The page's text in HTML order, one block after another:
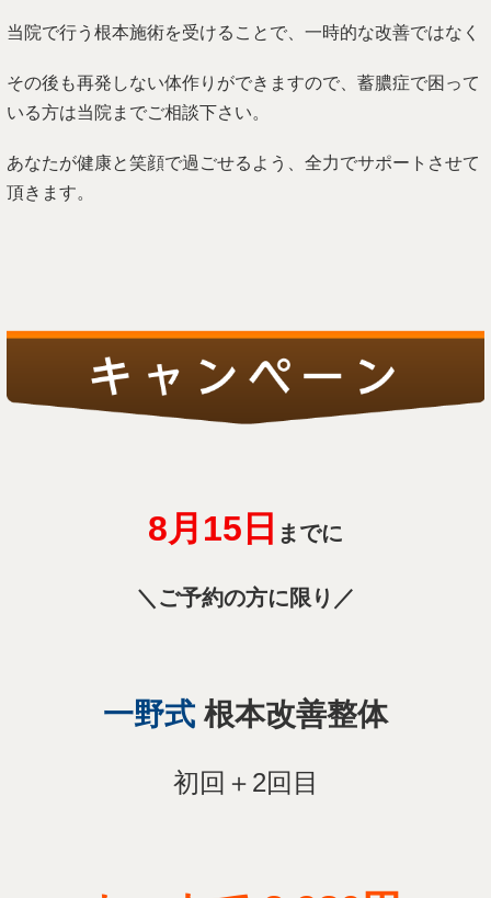
当院で行う根本施術を受けることで、一時的な改善ではなく
その後も再発しない体作りができますので、蓄膿症で困って
いる方は当院までご相談下さい。
あなたが健康と笑顔で過ごせるよう、全力でサポートさせて
頂きます。
8月15 日 までに
＼ご予約の方に限り／
一野式 根本改善整体
初回＋2回目